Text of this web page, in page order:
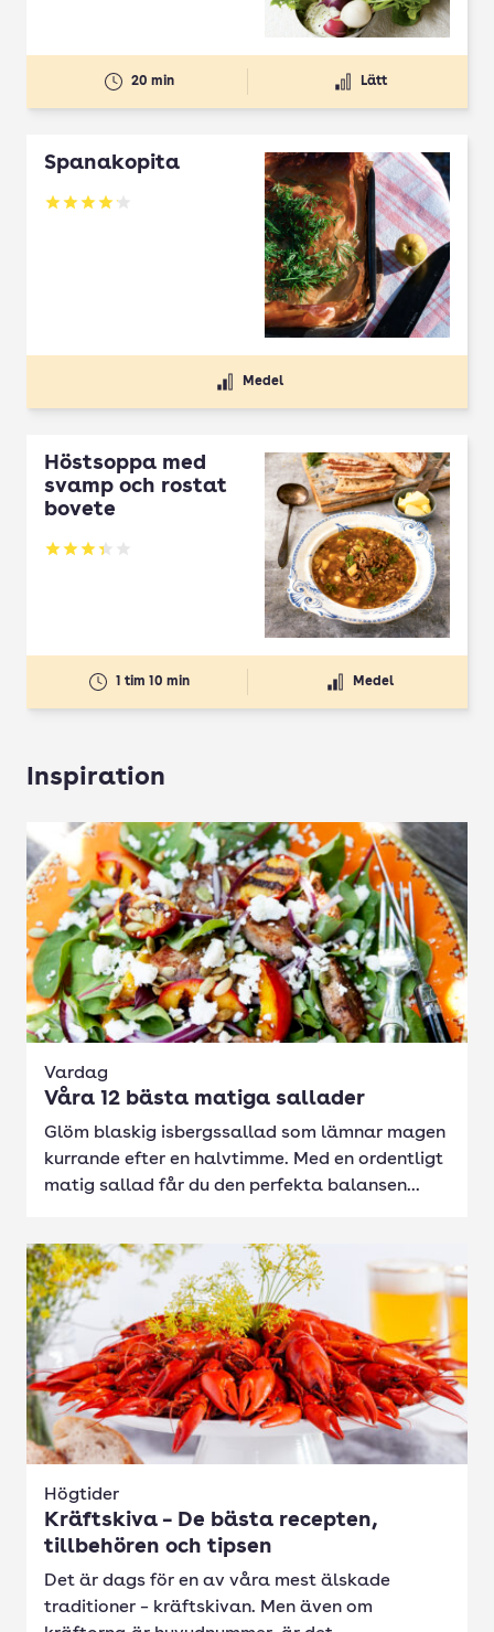
20 min Lätt
Spanakopita
Betyg: 4.1 av 5
Medel
Höstsoppa med
svamp och rostat
bovete
Betyg: 3.33 av 5
1 tim 10 min Medel
Inspiration
Vardag
Våra 12 bästa matiga sallader
Glöm blaskig isbergssallad som lämnar magen
kurrande efter en halvtimme. Med en ordentligt
matig sallad får du den perfekta balansen...
Högtider
Kräftskiva – De bästa recepten,
tillbehören och tipsen
Det är dags för en av våra mest älskade
traditioner – kräftskivan. Men även om